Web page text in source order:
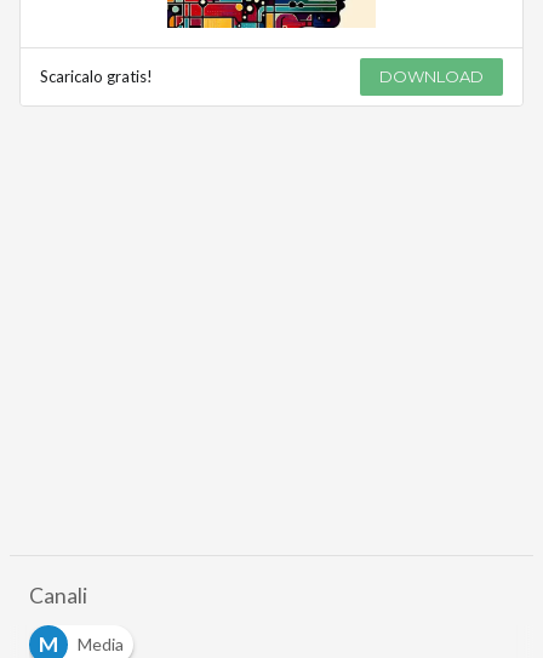
Scaricalo gratis! DOWNLOAD
Canali
M
Media